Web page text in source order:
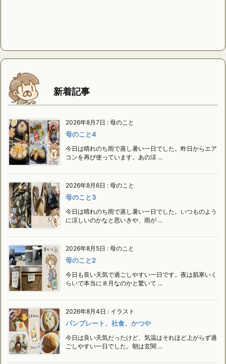
新着記事
2026年8月7日 : 母のこと
母のこと4
今日は晴れのち雨で蒸し暑い一日でした。昨日からエア
コンを再び使っています。あの涼 ...
2026年8月6日 : 母のこと
母のこと3
今日は晴れのち雨で蒸し暑い一日でした。いつものよう
に涼しいのかなと思いきや、雨が ...
2026年8月5日 : 母のこと
母のこと2
今日も良い天気で過ごしやすい一日です。夜は肌寒いく
らいで本当に８月なのかと驚いて ...
2026年8月4日 : イラスト
パンプレート、社食、かつや
今日は良い天気だったけど、気温はそれほど上がらず過
ごしやすい一日でした。朝は玄関 ...